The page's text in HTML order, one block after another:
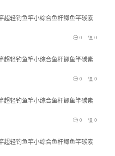
超轻钓鱼竿小综合鱼杆鲫鱼竿碳素
0
0
超轻钓鱼竿小综合鱼杆鲫鱼竿碳素
0
0
超轻钓鱼竿小综合鱼杆鲫鱼竿碳素
0
0
超轻钓鱼竿小综合鱼杆鲫鱼竿碳素